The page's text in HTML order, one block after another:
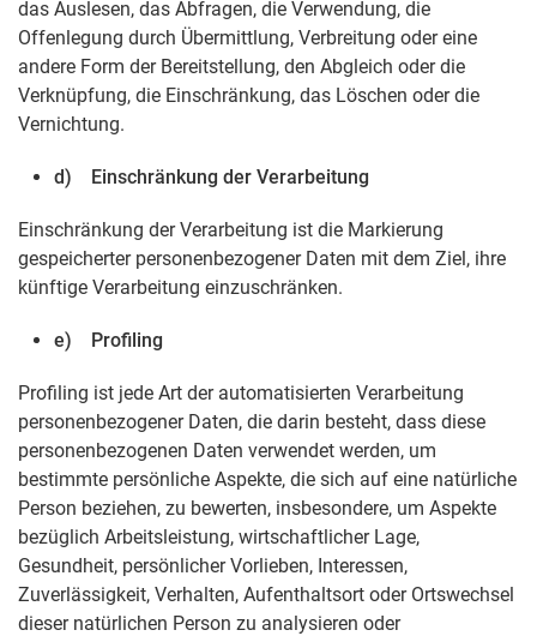
das Auslesen, das Abfragen, die Verwendung, die
Offenlegung durch Übermittlung, Verbreitung oder eine
andere Form der Bereitstellung, den Abgleich oder die
Verknüpfung, die Einschränkung, das Löschen oder die
Vernichtung.
d) Einschränkung der Verarbeitung
Einschränkung der Verarbeitung ist die Markierung
gespeicherter personenbezogener Daten mit dem Ziel, ihre
künftige Verarbeitung einzuschränken.
e) Profiling
Profiling ist jede Art der automatisierten Verarbeitung
personenbezogener Daten, die darin besteht, dass diese
personenbezogenen Daten verwendet werden, um
bestimmte persönliche Aspekte, die sich auf eine natürliche
Person beziehen, zu bewerten, insbesondere, um Aspekte
bezüglich Arbeitsleistung, wirtschaftlicher Lage,
Gesundheit, persönlicher Vorlieben, Interessen,
Zuverlässigkeit, Verhalten, Aufenthaltsort oder Ortswechsel
dieser natürlichen Person zu analysieren oder